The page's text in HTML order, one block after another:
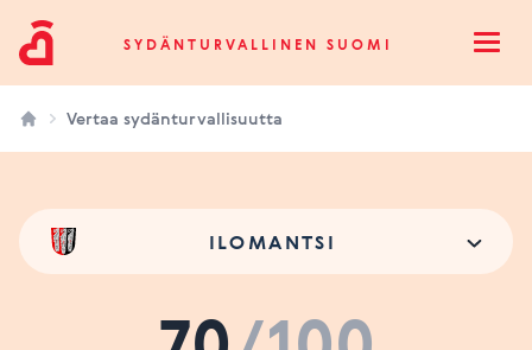
Sydänturvallinen SuomiSYDÄNTURVALLINEN SUOMI
Vertaa sydänturvallisuutta
ILOMANTSI